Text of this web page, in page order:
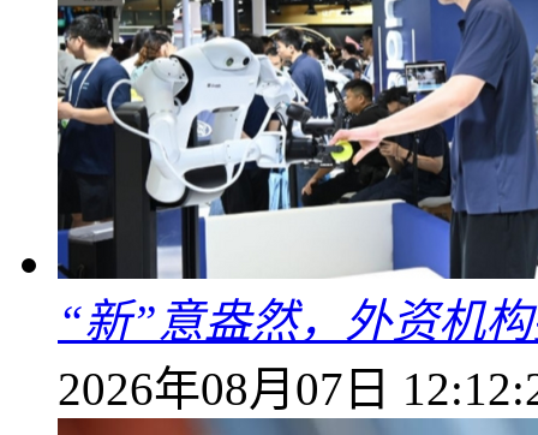
“新”意盎然，外资机
2026年08月07日